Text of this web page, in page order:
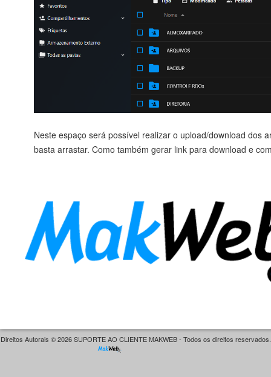
Neste espaço será possível realizar o upload/download dos
basta arrastar. Como também gerar link para download e
Direitos Autorais © 2026 SUPORTE AO CLIENTE MAKWEB - Todos os direitos reservados.